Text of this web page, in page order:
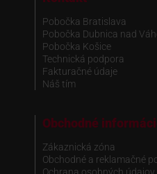
Pobočka Bratislava
Pobočka Dubnica nad
Pobočka Košice
Technická podpora
Fakturačné údaje
Náš tím
Obchodné
Zákaznická zóna
Obchodné a reklamačné